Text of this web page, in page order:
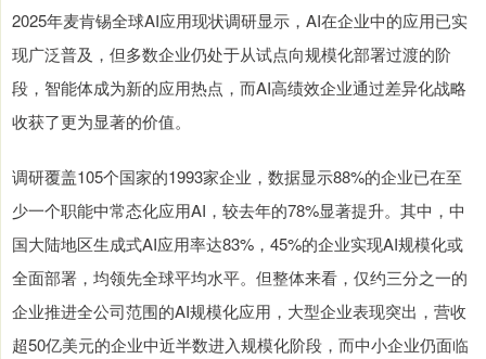
2025年麦肯锡全球AI应用现状调研显示，AI在企业中的应用已实
现广泛普及，但多数企业仍处于从试点向规模化部署过渡的阶
段，智能体成为新的应用热点，而AI高绩效企业通过差异化战略
收获了更为显著的价值。
调研覆盖105个国家的1993家企业，数据显示88%的企业已在至
少一个职能中常态化应用AI，较去年的78%显著提升。其中，中
国大陆地区生成式AI应用率达83%，45%的企业实现AI规模化或
全面部署，均领先全球平均水平。但整体来看，仅约三分之一的
企业推进全公司范围的AI规模化应用，大型企业表现突出，营收
超50亿美元的企业中近半数进入规模化阶段，而中小企业仍面临